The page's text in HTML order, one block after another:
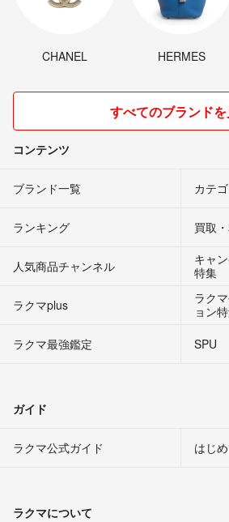
CHANEL HERMES
すべてのブランド
コンテンツ
ブランド一覧 カテ
ランキング 買取
人気商品チャンネル
キャ
特集
ラクマplus
ラク
ョン
ラクマ最強鑑定
SPU
ガイド
ラクマ公式ガイド はじ
ラクマについて